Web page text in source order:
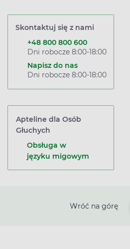
Skontaktuj się z nami
+48 800 800 600
Dni robocze 8:00-18:00
Napisz do nas
Dni robocze 8:00-18:00
Apteline dla Osób
Głuchych
Obsługa w
języku migowym
Wróć na górę